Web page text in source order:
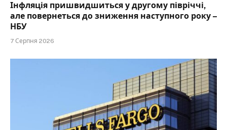
Інфляція пришвидшиться у другому півріччі,
але повернеться до зниження наступного року –
НБУ
7 Серпня 2026